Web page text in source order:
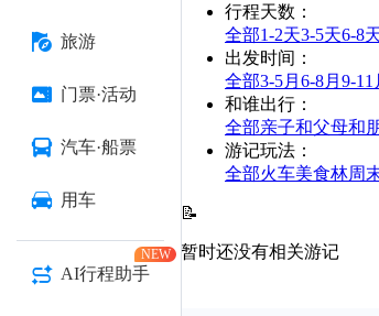
旅游
门票·活动
汽车·船票
用车
AI行程助手
NEW
行程天数 ：
全部1-2天3-5天6-8
出发时间 ：
全部3-5月 6-8月 9-11
和谁出行 ：
全部亲子和父母和
游记玩法 ：
全部火车美食林周
📝
暂时还没有相关游记